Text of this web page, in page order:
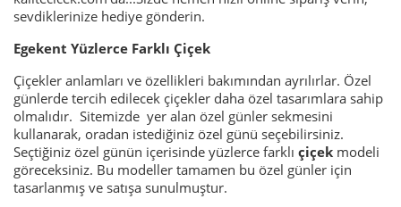
sevdiklerinize hediye gönderin.
Egekent Yüzlerce Farklı Çiçek
Çiçekler anlamları ve özellikleri bakımından ayrılırlar. Özel
günlerde tercih edilecek çiçekler daha özel tasarımlara sahip
olmalıdır. Sitemizde yer alan özel günler sekmesini
kullanarak, oradan istediğiniz özel günü seçebilirsiniz.
Seçtiğiniz özel günün içerisinde yüzlerce farklı çiçek modeli
göreceksiniz. Bu modeller tamamen bu özel günler için
tasarlanmış ve satışa sunulmuştur.